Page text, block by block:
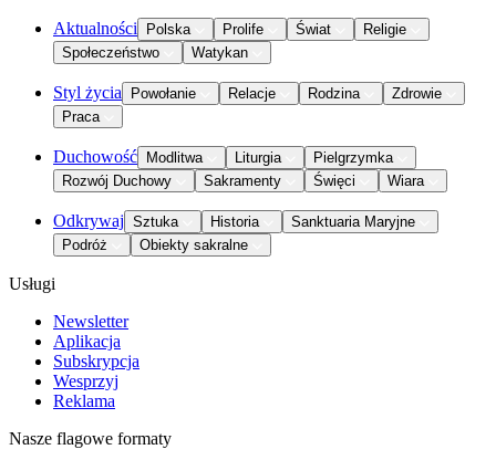
Aktualności Polska Prolife Świat
Religie
Społeczeństwo
Watykan
Styl życia Powołanie Relacje Rodzina
Zdrowie
Praca
Duchowość Modlitwa Liturgia
Pielgrzymka
Rozwój Duchowy
Sakramenty Święci Wiara
Odkrywaj Sztuka Historia
Sanktuaria Maryjne
Podróż
Obiekty sakralne
Usługi
Newsletter
Aplikacja
Subskrypcja
Wesprzyj
Reklama
Nasze flagowe formaty